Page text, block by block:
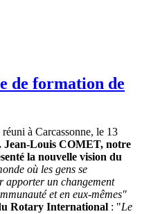
de formation de
à Carcassonne, le 13
Jean-Louis COMET, notre
la nouvelle vision du
où les gens se
apporter un changement
et en eux-mêmes"
Rotary International : "Le